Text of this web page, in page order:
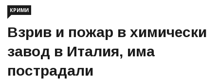
КРИМИ
Взрив и пожар в химически
завод в Италия, има
пострадали